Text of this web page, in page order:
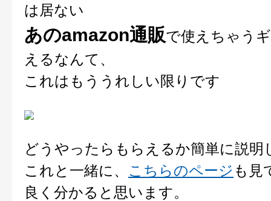
は居ない
あのamazon通販で使えちゃう
えるなんて、
これはもううれしい限りです
どうやったらもらえるか簡単に説明
これと一緒に、 こちらのページ も見
良く分かると思います。